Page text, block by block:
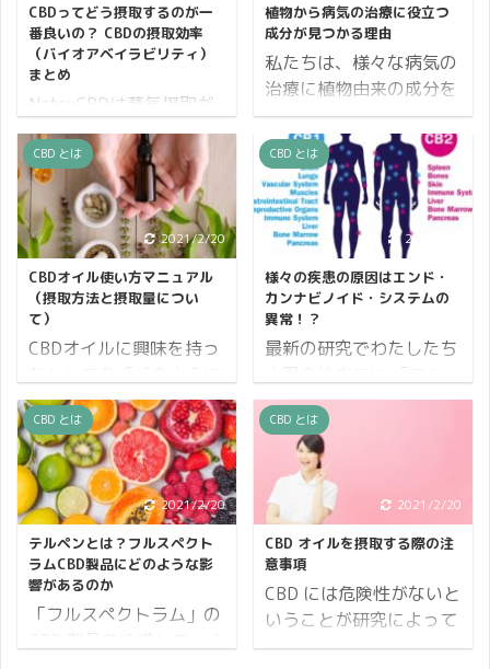
CBDってどう摂取するのが一
番良いの？ CBDの摂取効率
（バイオアベイラビリティ）
まとめ
NatsuCBDは蒸気摂取が
効率的って言うけど、最
新の研究ではどうなんだ
ろう？ 最新の研究報告を
まとめてみましょう！
Sumi CBDの研究が進む
につれ、科学者や研究者
たちはCBDがどのように
身体に作用し、不安障害
やうつ病などの精神の症
可能性を日々研究してい
ます。 ですが、この素晴
らしい恩恵はまず身体に
きちんとCBDが吸収され
ないと発揮されることは
ありません。 この記事で
は、複数のCBDの摂取方
法を比べ、ご自分がどの
ようにCBDを摂取するか
についても一考していた
植物から病気の治療に役立つ
成分が見つかる理由
私たちは、様々な病気の
治療に植物由来の成分を
利用しています。 私たち
は紀元前前から植物の力
を借りている 例えば、解
熱鎮痛薬のアスピリンは
ヤナギの樹脂から抽出さ
れた鎮痛成分のサリチル
酸を元に合成された薬で
す。ヤナギの樹皮に鎮痛
作用があることは紀元前
前から知られており、古
代ギリシャのヒポクラテ
スは発熱や出産時の痛み
に対してヤナギの樹皮で
治療したと伝えられてい
ます。 麻薬性鎮痛剤のモ
ルヒネはケシの未熟果実
から、強心利尿薬のジギ
トキシンはゴマノハグサ
科のジギタリス（和名：
キツネノテブクロ）の葉
CBD とは
2021/2/20
CBDオイル使い方マニュアル
（摂取方法と摂取量につい
て）
CBDオイルに興味を持っ
使えばいいのか？」「ど
のくらい摂取すればいい
の？」という疑問を思い
浮かべるでしょう。 この
記事ではそういった疑問
を解決するべく、CBDオ
イルの摂取方法や摂取量
についてと注意事項を解
説します。 それではまず
CBD とは
2021/2/9
様々の疾患の原因はエンド・
カンナビノイド・システムの
異常！？
最新の研究でわたしたち
ド・カンナビノイド・シ
ステム」という情報伝達
システムがあることがわ
かっており、このエン
ド・カンナビノイド・シ
ステムの不調が様々な疾
患の原因と言われていま
す。 この記事では「エン
ド・カンナビノイド・シ
CBD とは
2021/2/20
テルペンとは？フルスペクト
ラムCBD製品にどのような影
響があるのか
「フルスペクトラム」の
CBD とは
2021/2/20
CBD オイルを摂取する際の注
意事項
CBD には危険性がないと
いうことが研究によって
明らかにされています。